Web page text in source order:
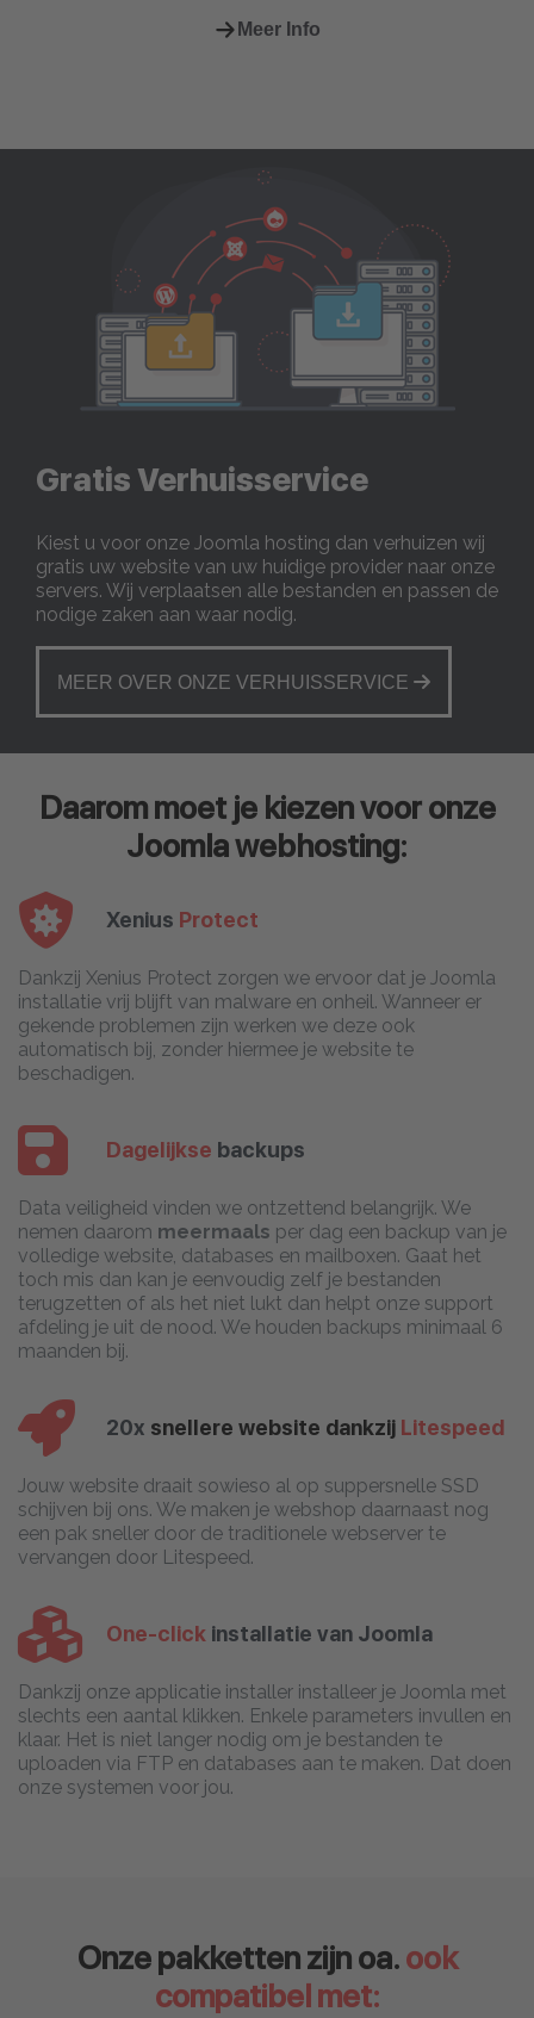
Meer Info
Gratis Verhuisservice
Kiest u voor onze Joomla hosting dan verhuizen wij
gratis uw website van uw huidige provider naar onze
servers. Wij verplaatsen alle bestanden en passen de
nodige zaken aan waar nodig.
MEER OVER ONZE VERHUISSERVICE
Daarom moet je kiezen voor onze
Joomla webhosting:
Xenius Protect
Dankzij Xenius Protect zorgen we ervoor dat je Joomla
installatie vrij blijft van malware en onheil. Wanneer er
gekende problemen zijn werken we deze ook
automatisch bij, zonder hiermee je website te
beschadigen.
Dagelijkse backups
Data veiligheid vinden we ontzettend belangrijk. We
nemen daarom meermaals per dag een backup van je
volledige website, databases en mailboxen. Gaat het
toch mis dan kan je eenvoudig zelf je bestanden
terugzetten of als het niet lukt dan helpt onze support
afdeling je uit de nood. We houden backups minimaal 6
maanden bij.
20x snellere website dankzij Litespeed
Jouw website draait sowieso al op suppersnelle SSD
schijven bij ons. We maken je webshop daarnaast nog
een pak sneller door de traditionele webserver te
vervangen door Litespeed.
One-click installatie van Joomla
Dankzij onze applicatie installer installeer je Joomla met
slechts een aantal klikken. Enkele parameters invullen en
klaar. Het is niet langer nodig om je bestanden te
uploaden via FTP en databases aan te maken. Dat doen
onze systemen voor jou.
Onze pakketten zijn oa.ook
compatibel met: